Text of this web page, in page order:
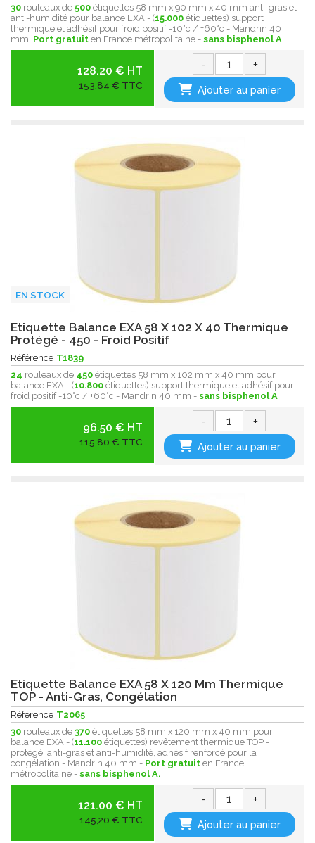
30 rouleaux de 500 étiquettes 58 mm x 90 mm x 40 mm anti-gras et
anti-humidité pour balance EXA - (15.000 étiquettes) support
thermique et adhésif pour froid positif -10°c / +60°c - Mandrin 40
mm. Port gratuit en France métropolitaine - sans bisphenol A
128.20 € HT
153,84 € TTC
- +
Ajouter au panier
EN STOCK
Etiquette Balance EXA 58 X 102 X 40 Thermique
Protégé - 450 - Froid Positif
Référence T1839
24 rouleaux de 450 étiquettes 58 mm x 102 mm x 40 mm pour
balance EXA - (10.800 étiquettes) support thermique et adhésif pour
froid positif -10°c / +60°c - Mandrin 40 mm - sans bisphenol A
96.50 € HT
115,80 € TTC
- +
Ajouter au panier
Etiquette Balance EXA 58 X 120 Mm Thermique
TOP - Anti-Gras, Congélation
Référence T2065
30 rouleaux de 370 étiquettes 58 mm x 120 mm x 40 mm pour
balance EXA - (11.100 étiquettes) revêtement thermique TOP -
protégé: anti-gras et anti-humidité, adhésif renforcé pour la
congélation - Mandrin 40 mm - Port gratuit en France
métropolitaine - sans bisphenol A.
121.00 € HT
145,20 € TTC
- +
Ajouter au panier